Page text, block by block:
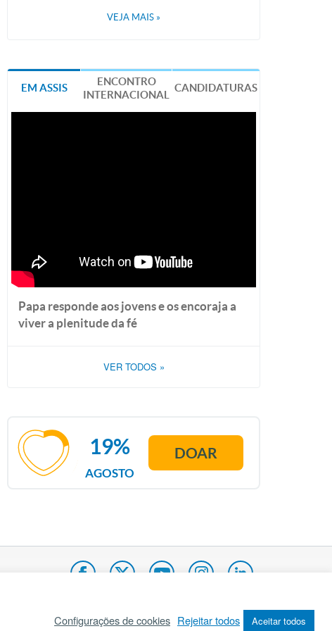
VEJA MAIS »
EM ASSIS
ENCONTRO
INTERNACIONAL
CANDIDATURAS
Papa responde aos jovens e os encoraja a
viver a plenitude da fé
VER TODOS »
AGOSTO
19% DOAR
Mapa do site Internacional
Configurações de cookies Rejeitar todos Aceitar todos